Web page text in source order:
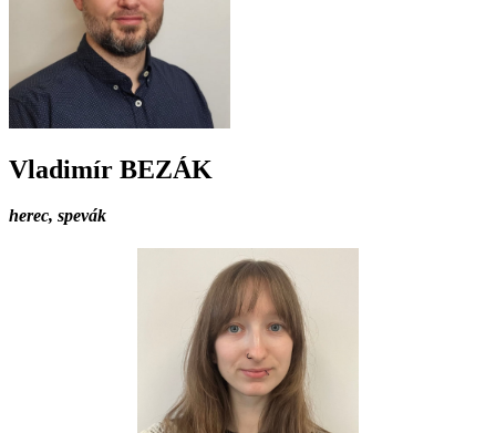
Vladimír BEZÁK
herec, spevák